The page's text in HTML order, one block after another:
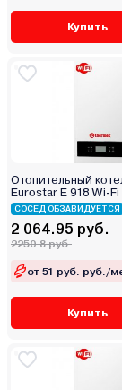
Купить
Отопительный
Eurostar E 918 Wi-Fi
СОСЕД ОБЗАВИДУЕТСЯ
2 064.95 руб.
2250.8 руб.
от 51 руб. руб./
Купить